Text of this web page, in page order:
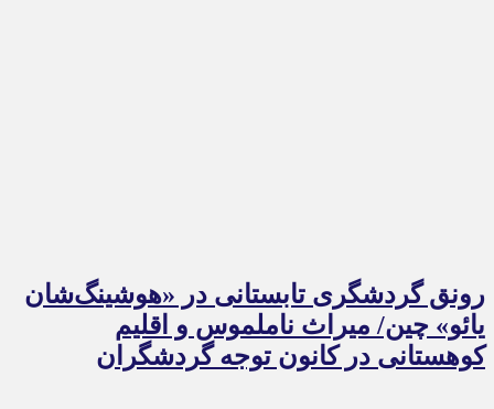
رونق گردشگری تابستانی در «هوشینگ‌شان
یائو» چین/ میراث ناملموس و اقلیم
کوهستانی در کانون توجه گردشگران